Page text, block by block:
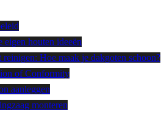
eigen houten ideeën
reinigen: Hoe maak je dakgoten schoon?
of Conformity
aanleggen
monteren